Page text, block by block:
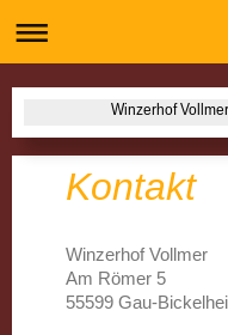
Winzerhof
Kontakt
Winzerhof Vollmer
Am Römer 5
55599 Gau-